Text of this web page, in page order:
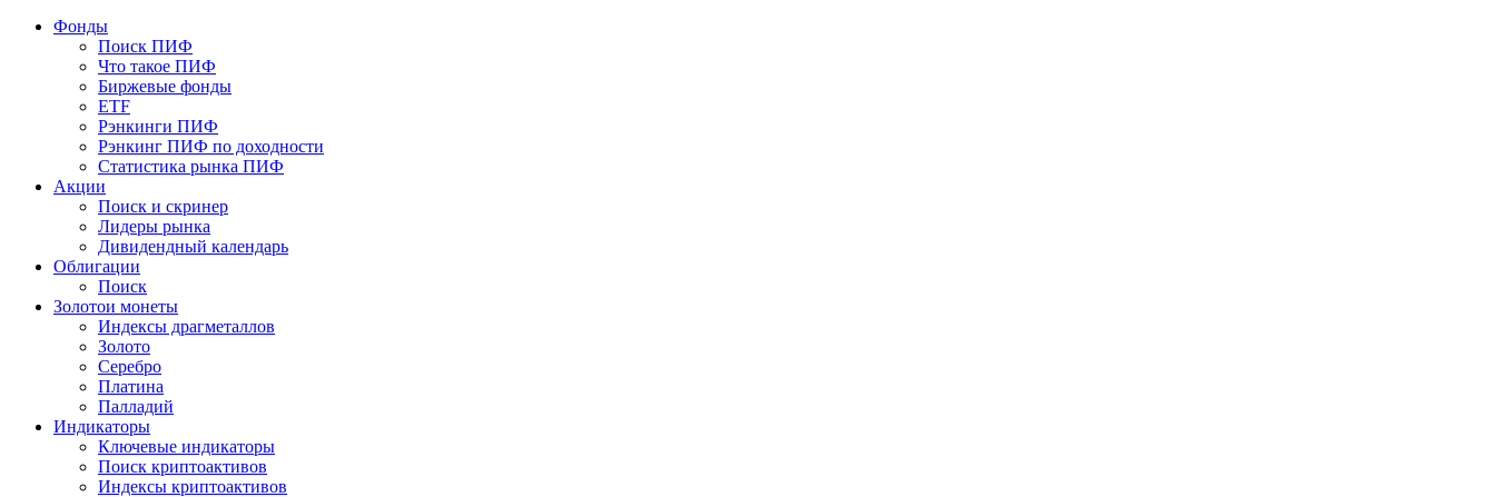
Фонды
Поиск ПИФ
Что такое ПИФ
Биржевые фонды
ETF
Рэнкинги ПИФ
Рэнкинг ПИФ по доходности
Статистика рынка ПИФ
Акции
Поиск и скринер
Лидеры рынка
Дивидендный календарь
Облигации
Поиск
Золотои монеты
Индексы драгметаллов
Золото
Серебро
Платина
Палладий
Индикаторы
Ключевые индикаторы
Поиск криптоактивов
Индексы криптоактивов